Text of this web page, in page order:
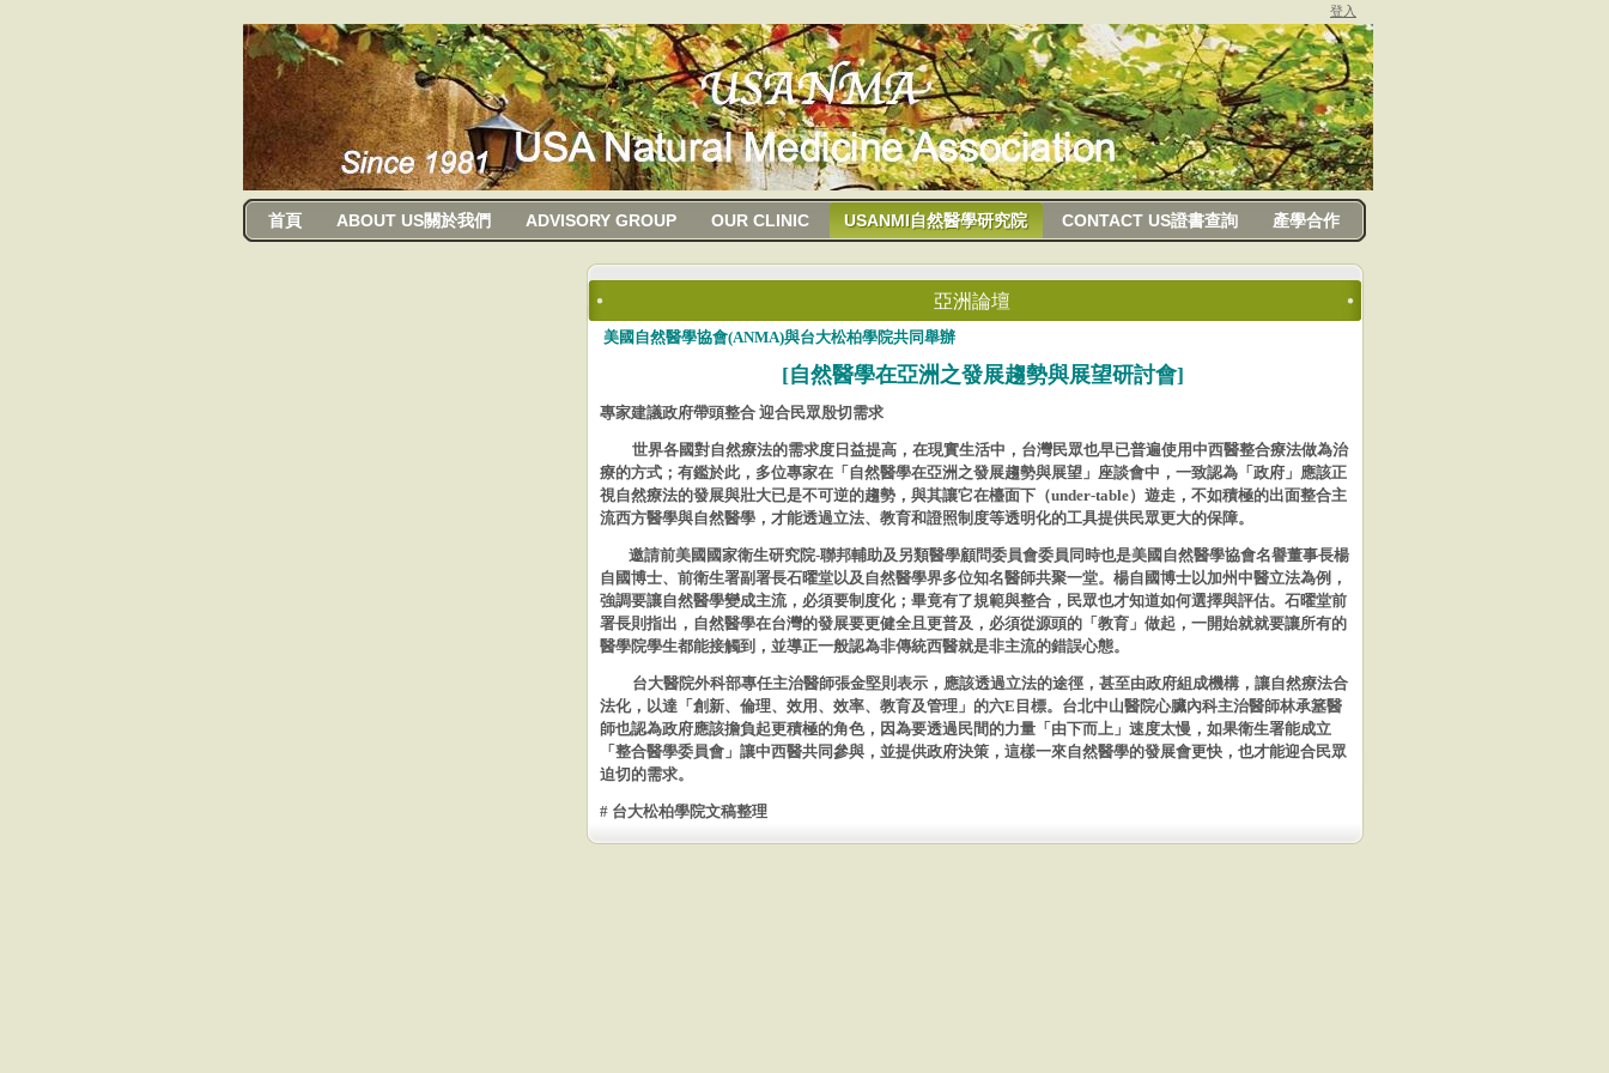
登入
usanma
首頁 ABOUT US關於我們 ADVISORY GROUP OUR CLINIC USANMI自然醫學研究院 CONTACT US證書查詢 產學合作
亞洲論壇
美國自然醫學協會(ANMA)與台大松柏學院共同舉辦
[自然醫學在亞洲之發展趨勢與展望研討會]
專家建議政府帶頭整合 迎合民眾殷切需求
世界各國對自然療法的需求度日益提高，在現實生活中，台灣民眾也早已普遍使用中西醫整合療法做為治
療的方式；有鑑於此，多位專家在「自然醫學在亞洲之發展趨勢與展望」座談會中，一致認為「政府」應該正
視自然療法的發展與壯大已是不可逆的趨勢，與其讓它在檯面下（under-table）遊走， 不如積極的出面整合主
流西方醫學與自然醫學，才能透過立法、教育和證照制度等透明化的工具提供民眾更大的保障。
邀請前美國國家衛生研究院-聯邦輔助及另類醫學顧問委員會委員同時也是美國自然醫學協會名譽董事長楊
自國博士、前衛生署副署長石曜堂以及自然醫學界多位知名醫師共聚一堂。楊自國博士以加州中醫立法為例，
強調要讓自然醫學變成主流，必須要制度化；畢竟有了規範與整合，民眾也才知道如何選擇與評估。 石曜堂前
署長則指出，自然醫學在台灣的發展要更健全且更普及，必須從源頭的「教育」做起，一開始就就要讓所有的
醫學院學生都能接觸到，並導正一般認為非傳統西醫就是非主流的錯誤心態。
台大醫院外科部專任主治醫師張金堅則表示，應該透過立法的途徑，甚至由政府組成機構，讓自然療法合
法化，以達「創新、倫理、效用、效率、 教育及管理」的六E 目標。台北中山醫院心臟內科主治醫師林承簊醫
師也認為政府應該擔負起更積極的角色，因為要透過民間的力量「由下而上」速度太慢，如果衛生署能成立
「整合醫學委員會」讓中西醫共同參與，並提供政府決策，這樣一來自然醫學的發展會更快，也才能迎合民眾
迫切的需求。
# 台大松柏學院文稿整理